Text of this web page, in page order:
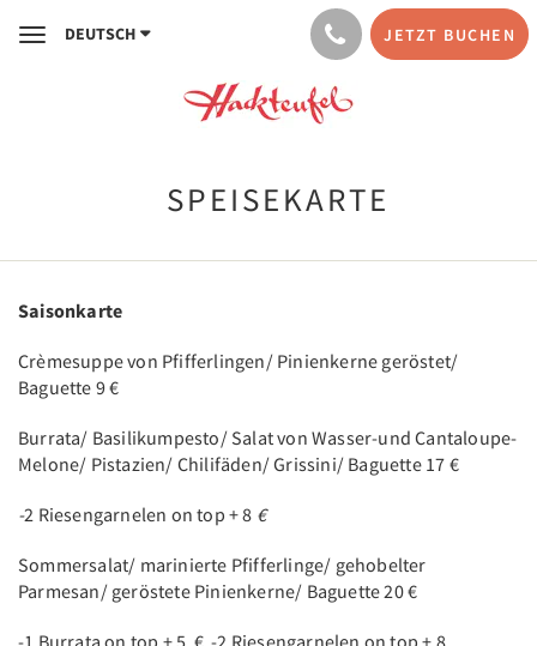
ToggleDEUTSCH JETZT BUCHEN
SPEISEKARTE
Saisonkarte
Crèmesuppe von Pfifferlingen/ Pinienkerne geröstet/
Baguette 9 €
Burrata/ Basilikumpesto/ Salat von Wasser-und Cantaloupe-
Melone/ Pistazien/ Chilifäden/ Grissini/ Baguette 17 €
-2 Riesengarnelen on top + 8 €
Sommersalat/ marinierte Pfifferlinge/ gehobelter
Parmesan/ geröstete Pinienkerne/ Baguette 20 €
-1 Burrata on top + 5 € -2 Riesengarnelen on top + 8